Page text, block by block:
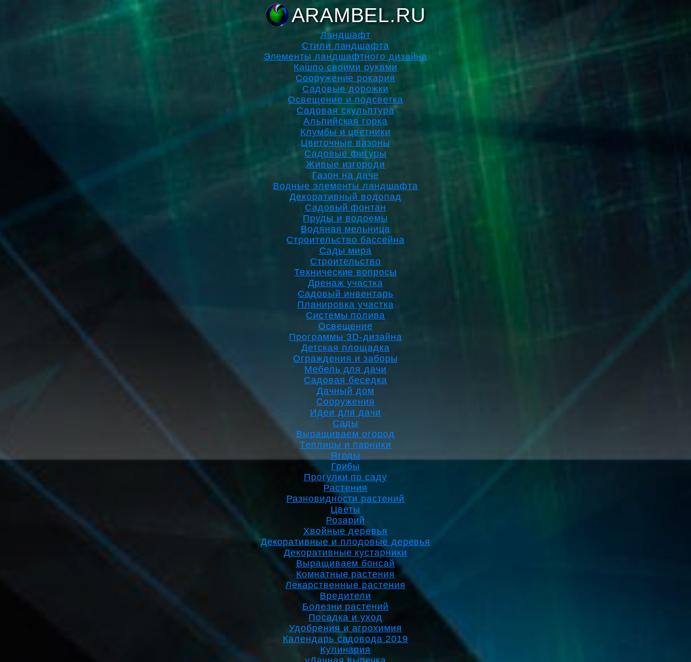
ARAMBEL.RU
Ландшафт
Стили ландшафта
Элементы ландшафтного дизайна
Кашпо своими руками
Сооружение рокария
Садовые дорожки
Освещение и подсветка
Садовая скульптура
Альпийская горка
Клумбы и цветники
Цветочные вазоны
Садовые фигуры
Живые изгороди
Газон на даче
Водные элементы ландшафта
Декоративный водопад
Садовый фонтан
Пруды и водоемы
Водяная мельница
Строительство бассейна
Сады мира
Строительство
Технические вопросы
Дренаж участка
Садовый инвентарь
Планировка участка
Системы полива
Освещение
Программы 3D-дизайна
Детская площадка
Ограждения и заборы
Мебель для дачи
Садовая беседка
Дачный дом
Сооружения
Идеи для дачи
Сады
Выращиваем огород
Теплицы и парники
Ягоды
Грибы
Прогулки по саду
Растения
Разновидности растений
Цветы
Розарий
Хвойные деревья
Декоративные и плодовые деревья
Декоративные кустарники
Выращиваем бонсай
Комнатные растения
Лекарственные растения
Вредители
Болезни растений
Посадка и уход
Удобрения и агрохимия
Календарь садовода 2019
Кулинария